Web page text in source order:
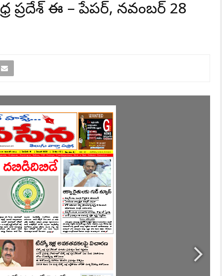
ప్రదేశ్ ఈ – పేపర్, నవంబర్ 28